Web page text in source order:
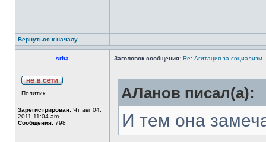
Вернуться к началу
srha Заголовок сообщения: Re: Агитация за социализм
Политик
Зарегистрирован: Чт авг 04,
2011 11:04 am
Сообщения: 798
АЛанов писал(а):
И тем она